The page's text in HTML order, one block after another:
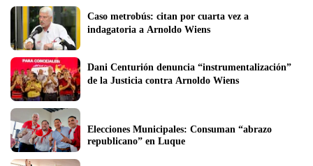
Caso metrobús: citan por cuarta vez a
Dani Centurión denuncia “instrumentalización”
de la Justicia contra Arnoldo Wiens
Elecciones Municipales: Consuman “abrazo
republicano” en Luque